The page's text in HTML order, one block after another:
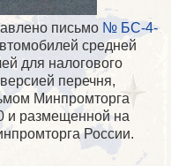
письмо № БС-4-
средней
для налогового
перечня,
Минпромторга
и размещенной на
России.